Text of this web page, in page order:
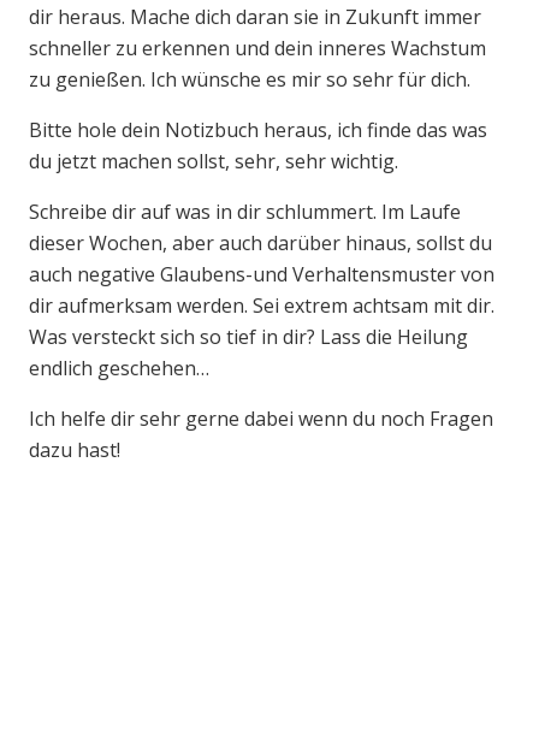
dir heraus. Mache dich daran sie in Zukunft immer
schneller zu erkennen und dein inneres Wachstum
zu genießen. Ich wünsche es mir so sehr für dich.
Bitte hole dein Notizbuch heraus, ich finde das was
du jetzt machen sollst, sehr, sehr wichtig.
Schreibe dir auf was in dir schlummert. Im Laufe
dieser Wochen, aber auch darüber hinaus, sollst du
auch negative Glaubens-und Verhaltensmuster von
dir aufmerksam werden. Sei extrem achtsam mit dir.
Was versteckt sich so tief in dir? Lass die Heilung
endlich geschehen…
Ich helfe dir sehr gerne dabei wenn du noch Fragen
dazu hast!